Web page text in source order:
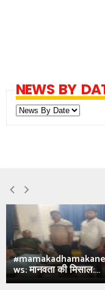
NEWS BY
#mamakadhamakane
ws: मानवता की मिसाल:...